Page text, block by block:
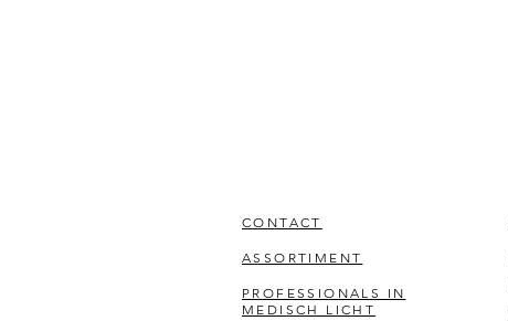
CONTACT
ASSORTIMENT
PROFESSIONALS IN
MEDISCH LICHT